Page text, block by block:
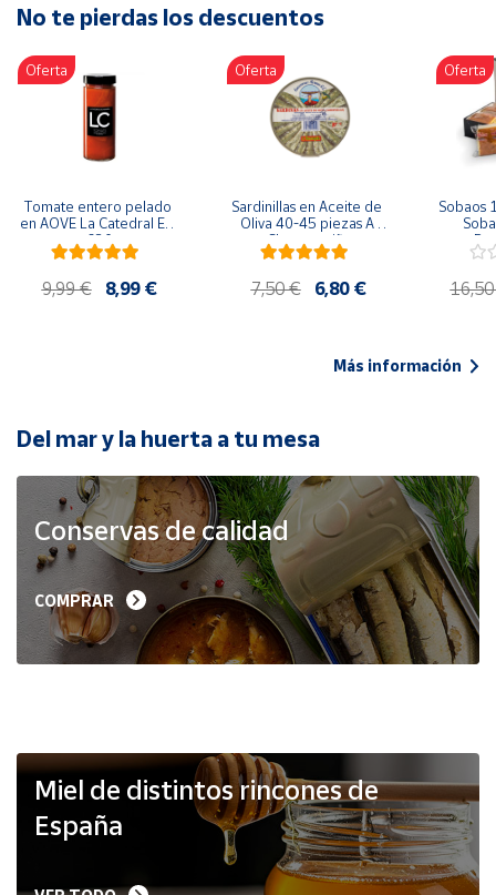
Artesanía
Oficina y
Papelería
Para Canarias,
Ceuta y Melilla
populares
Bono
Cultural
de Correos
Market
Productos
Solidarios
Ayuda
Vendedores
Mapa de
No te pierdas los descuentos
Oferta
Tomate entero pelado
en AOVE La Catedral ER-
630
9,99 € 8,99 €
Oferta
Sardinillas en Aceite de
Oliva 40-45 piezas A
Churrusquiña
7,50 € 6,80 €
Oferta
Sobaos
Más información
Del mar y la huerta a tu mesa
Conservas de calidad
COMPRAR
Miel de distintos rincones de
España